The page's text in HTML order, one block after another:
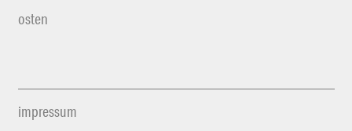
osten
impressum